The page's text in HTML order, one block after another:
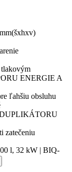
tlakovým
ENERGIE A
ľahšiu obsluhu
zatečeniu
l, 32 kW | BIQ-